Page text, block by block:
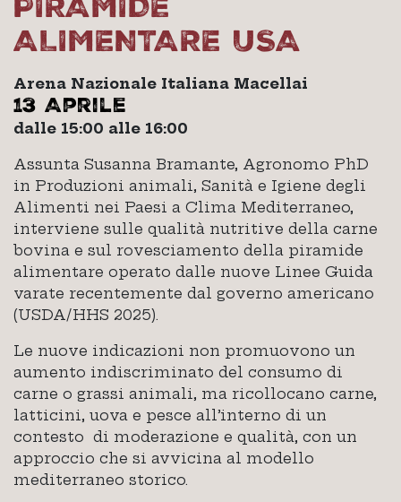
ALIMENTARE USA
Arena Nazionale Italiana Macellai
13 Aprile
dalle 15:00 alle 16:00
Assunta Susanna Bramante, Agronomo PhD
in Produzioni animali, Sanità e Igiene degli
Alimenti nei Paesi a Clima Mediterraneo,
interviene sulle qualità nutritive della carne
bovina e sul rovesciamento della piramide
alimentare operato dalle nuove Linee Guida
varate recentemente dal governo americano
(USDA/HHS 2025).
Le nuove indicazioni non promuovono un
aumento indiscriminato del consumo di
carne o grassi animali, ma ricollocano carne,
latticini, uova e pesce all’interno di un
contesto di moderazione e qualità, con un
approccio che si avvicina al modello
mediterraneo storico.